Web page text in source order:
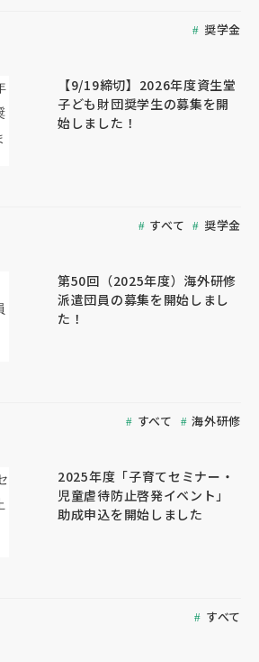
奨学金
【9/19締切】2026年度資生堂
子ども財団奨学生の募集を開
始しました！
すべて 奨学金
第50回（2025年度）海外研修
派遣団員の募集を開始しまし
た！
すべて 海外研修
2025年度「子育てセミナー・
児童虐待防止啓発イベント」
助成申込を開始しました
すべて